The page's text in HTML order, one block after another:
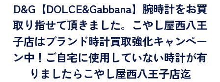
D&G【DOLCE&Gabbana】腕時計をお買
取り指せて頂きました。こやし屋西八王
子店はブランド時計買取強化キャンペー
ン中！ご自宅に使用していない時計が有
りましたらこやし屋西八王子店迄